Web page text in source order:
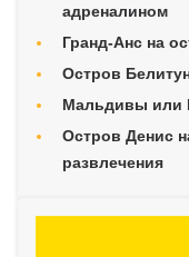
адреналином
Гранд-Анс на
Остров
Мальдивы или
Остров Денис
развлечения